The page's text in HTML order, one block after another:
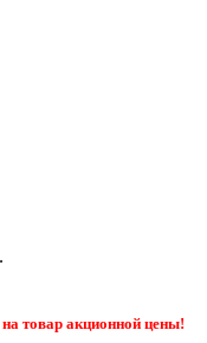
товар акционной цены!